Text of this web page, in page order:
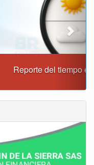
para el viernes